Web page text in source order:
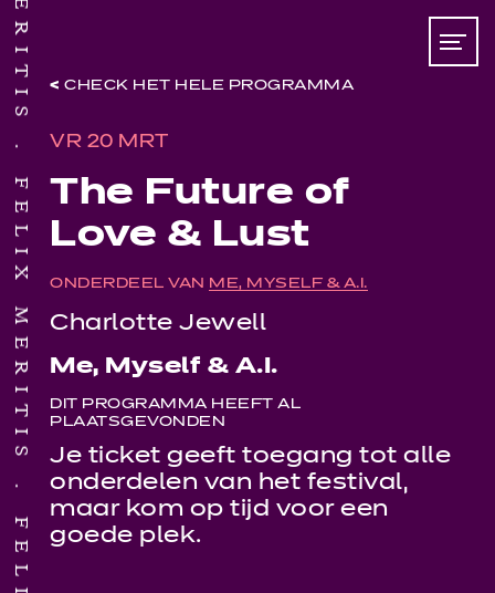
FELIX MERITIS
CHECK HET HELE PROGRAMMA
VR 20 MRT
The Future of
Love & Lust
ONDERDEEL VAN ME, MYSELF & A.I.
Charlotte Jewell
Me, Myself & A.I.
DIT PROGRAMMA HEEFT AL
PLAATSGEVONDEN
Je ticket geeft toegang tot alle
onderdelen van het festival,
maar kom op tijd voor een
goede plek.